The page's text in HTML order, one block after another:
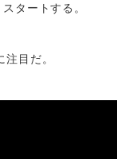
タートする。
目だ。